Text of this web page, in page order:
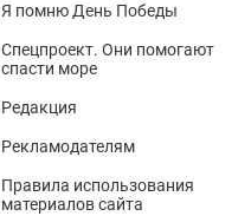
Я помню День Победы
Спецпроект. Они помогают
спасти море
Редакция
Рекламодателям
Правила использования
материалов сайта